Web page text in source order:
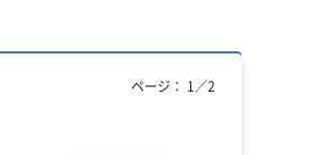
ページ： 1 ／2